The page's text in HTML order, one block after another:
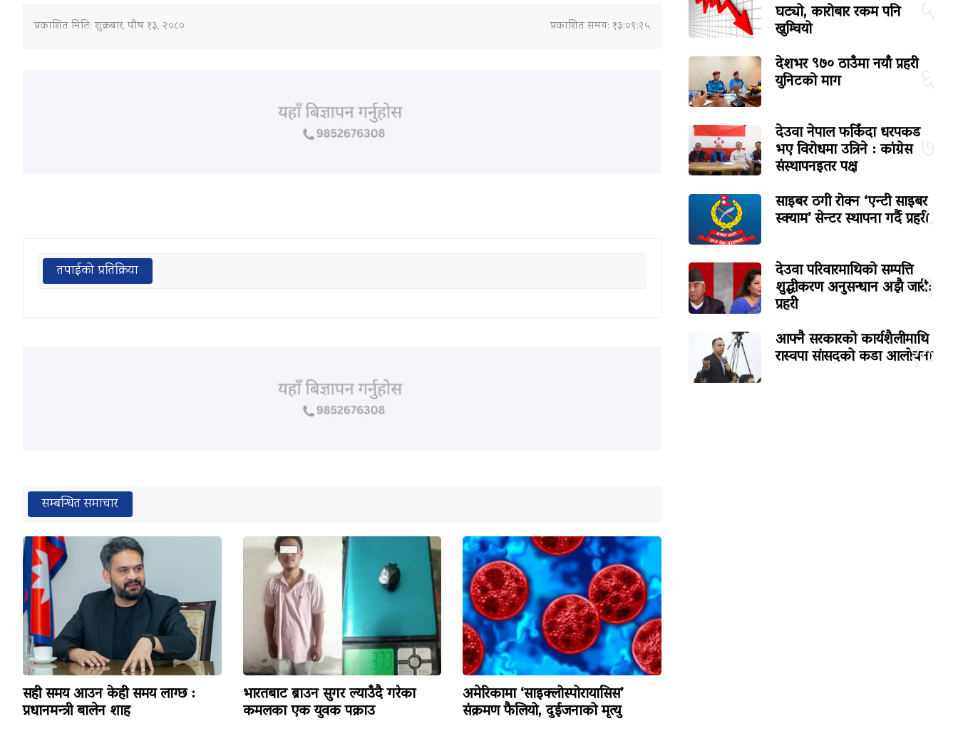
प्रकाशित मिति:शुक्रबार, पौष १३, २०८० प्रकाशित समय: १३:०९:२५
तपाईको प्रतिक्रिया
सम्बन्धित समाचार
सही समय आउन केही समय लाग्छ :
प्रधानमन्त्री बालेन शाह
भारतबाट ब्राउन सुगर ल्याउँदै गरेका
कमलका एक युवक पक्राउ
अमेरिकामा ‘साइक्लोस्पोरायासिस’
संक्रमण फैलियो, दुईजनाको मृत्यु
घट्यो, कारोबार रकम पनि
खुम्चियो
देशभर ९७० ठाउँमा नयाँ प्रहरी
युनिटको माग
७
देउवा नेपाल फर्किंदा धरपकड
भए विरोधमा उत्रिने : कांग्रेस
संस्थापनइतर पक्ष
८
साइबर ठगी रोक्न ‘एन्टी साइबर
स्क्याम’ सेन्टर स्थापना गर्दै प्रहरी
९
देउवा परिवारमाथिको सम्पत्ति
शुद्धीकरण अनुसन्धान अझै जारी:
प्रहरी
१०
आफ्नै सरकारको कार्यशैलीमाथि
रास्वपा सांसदको कडा आलोचना